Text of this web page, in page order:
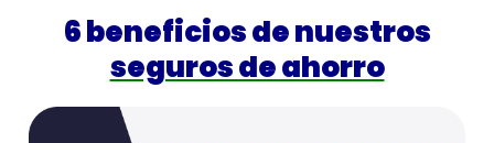
6 beneficios de nuestros
seguros de ahorro